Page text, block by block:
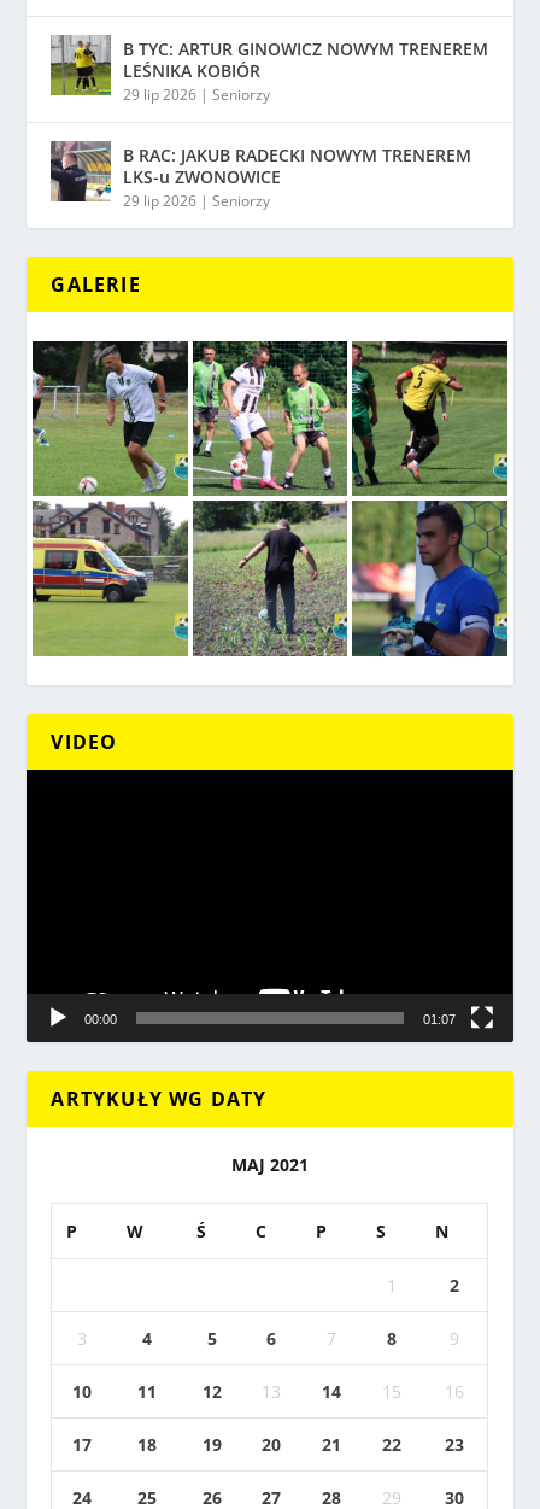
B TYC: ARTUR GINOWICZ NOWYM TRENEREM
LEŚNIKA KOBIÓR
29 lip 2026 |Seniorzy
B RAC: JAKUB RADECKI NOWYM TRENEREM
LKS-u ZWONOWICE
29 lip 2026 |Seniorzy
GALERIE
VIDEO
00:00 01:07
ARTYKUŁY WG DATY
MAJ 2021
P W Ś C P S N
1 2
3 4 5 6 7 8 9
10 11 12 13 14 15 16
17 18 19 20 21 22 23
24 25 26 27 28 29 30